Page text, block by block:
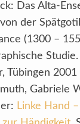
Das Alta-
der
(1300 –
Tübingen 2001
Gabriele
Linke Hand